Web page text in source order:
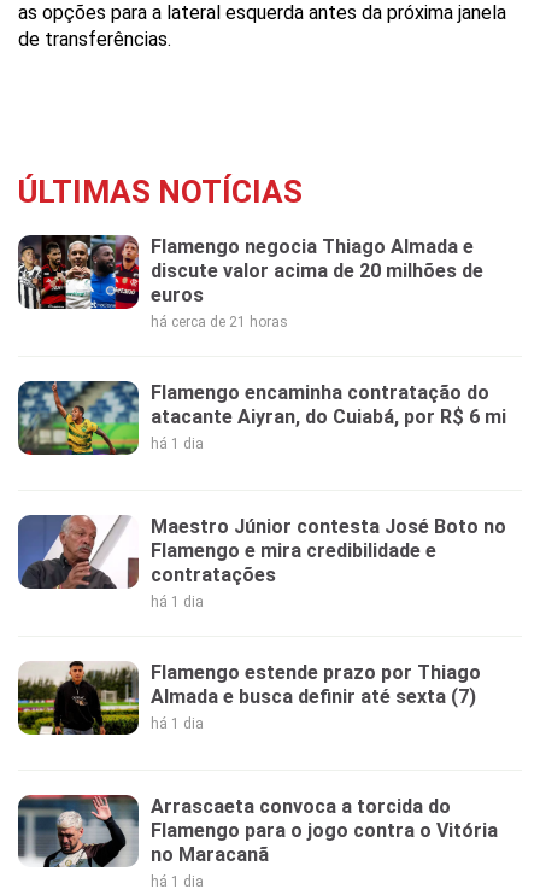
as opções para a lateral esquerda antes da próxima janela
de transferências.
ÚLTIMAS NOTÍCIAS
Flamengo negocia Thiago Almada e
discute valor acima de 20 milhões de
euros
há cerca de 21 horas
Flamengo encaminha contratação do
atacante Aiyran, do Cuiabá, por R$ 6 mi
há 1 dia
Maestro Júnior contesta José Boto no
Flamengo e mira credibilidade e
contratações
há 1 dia
Flamengo estende prazo por Thiago
Almada e busca definir até sexta (7)
há 1 dia
Arrascaeta convoca a torcida do
Flamengo para o jogo contra o Vitória
no Maracanã
há 1 dia